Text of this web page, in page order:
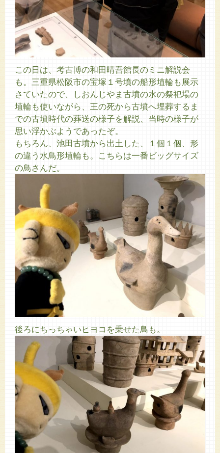
この日は、考古博の和田晴吾館長のミニ解説会
も。三重県松阪市の宝塚１号墳の船形埴輪も展示
さていたので、しおんじやま古墳の水の祭祀場の
埴輪も使いながら、王の死から古墳へ埋葬するま
での古墳時代の葬送の様子を解説、当時の様子が
思い浮かぶようであったぞ。
もちろん、池田古墳から出土した、１個１個、形
の違う水鳥形埴輪も。こちらは一番ビッグサイズ
の鳥さんだ。
後ろにちっちゃいヒヨコを乗せた鳥も。